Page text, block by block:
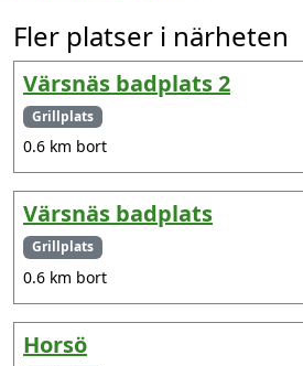
Fler platser i närheten
Värsnäs badplats 2
Grillplats
0.6 km bort
Värsnäs badplats
Grillplats
0.6 km bort
Horsö